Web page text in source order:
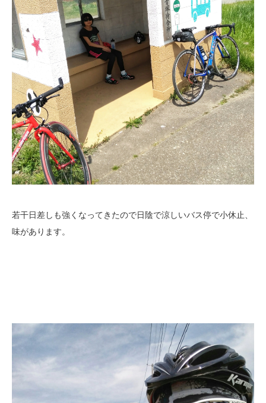
若干日差しも強くなってきたので日陰で涼しいバス停で小休止、
味があります。